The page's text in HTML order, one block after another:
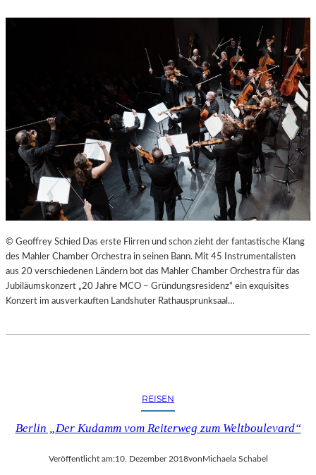
© Geoffrey Schied Das erste Flirren und schon zieht der fantastische Klang
des Mahler Chamber Orchestra in seinen Bann. Mit 45 Instrumentalisten
aus 20 verschiedenen Ländern bot das Mahler Chamber Orchestra für das
Jubiläumskonzert „20 Jahre MCO – Gründungsresidenz“ ein exquisites
Konzert im ausverkauften Landshuter Rathausprunksaal…
REISEN
Berlin „Der Kudamm vom Reiterweg zum Weltboulevard“
Veröffentlicht am:10. Dezember 2018von Michaela Schabel